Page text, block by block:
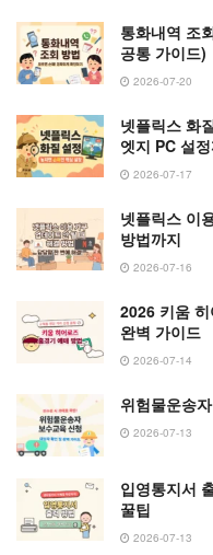
통화내역 조
공통 가이드)
2026-07-20
넷플릭스 화
엣지 PC 설
2026-07-17
넷플릭스 이
방법까지
2026-07-16
2026 키움
완벽 가이드
2026-07-14
위험물운송
2026-07-13
입영통지서
꿀팁
2026-07-13